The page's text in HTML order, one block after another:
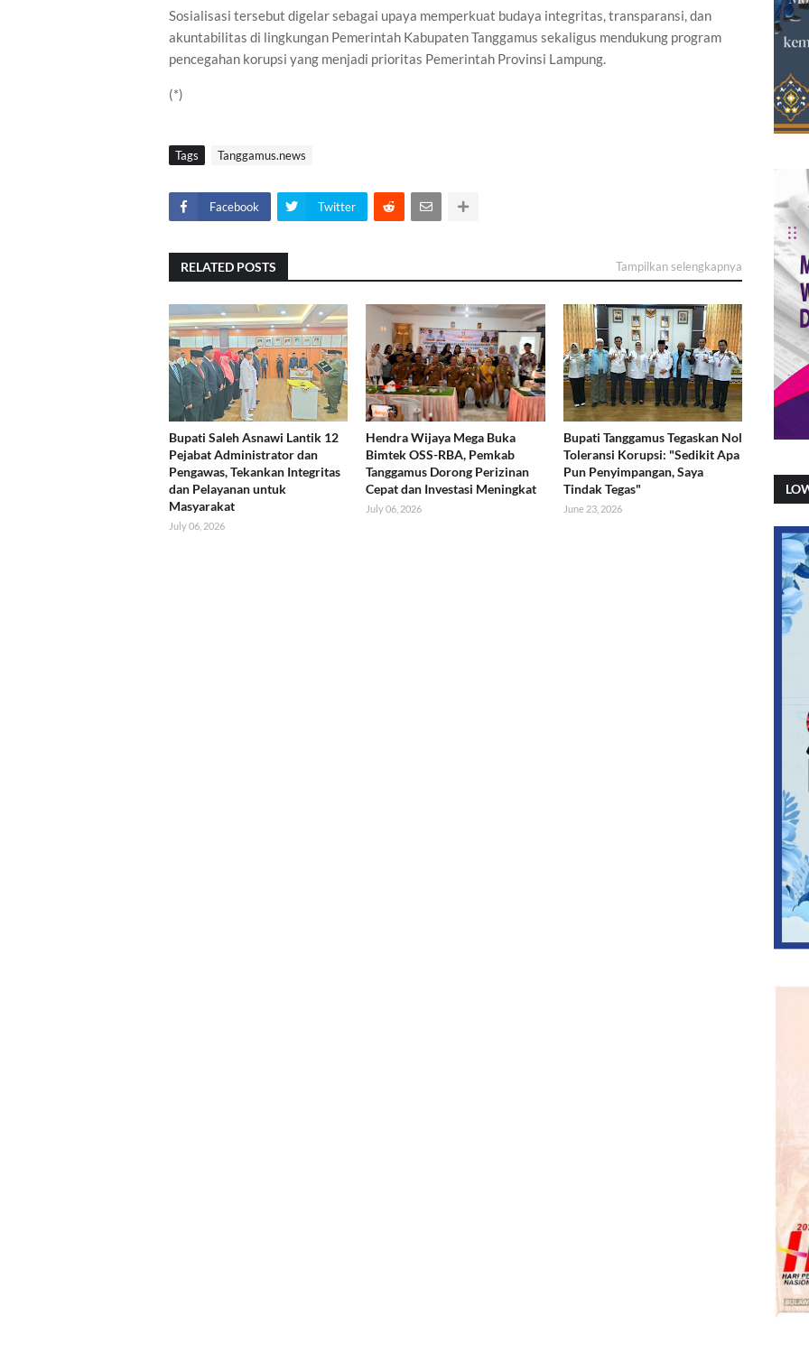
Sosialisasi tersebut digelar sebagai upaya memperkuat budaya integritas, transparansi, dan
akuntabilitas di lingkungan Pemerintah Kabupaten Tanggamus sekaligus mendukung program
pencegahan korupsi yang menjadi prioritas Pemerintah Provinsi Lampung.
(*)
Tags Tanggamus.news
Facebook Twitter
RELATED POSTS Tampilkan selengkapnya
Bupati Saleh Asnawi Lantik 12
Pejabat Administrator dan
Pengawas, Tekankan Integritas
dan Pelayanan untuk
Masyarakat
July 06, 2026
Hendra Wijaya Mega Buka
Bimtek OSS-RBA, Pemkab
Tanggamus Dorong Perizinan
Cepat dan Investasi Meningkat
July 06, 2026
Bupati Tanggamus Tegaskan Nol
Toleransi Korupsi: "Sedikit Apa
Pun Penyimpangan, Saya
Tindak Tegas"
June 23, 2026